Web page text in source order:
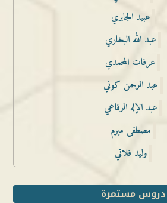
عبيد الجابري
عبد الله البخاري
عرفات المحمدي
عبد الرحمن كوني
عبد الإله الرفاعي
مصطفى مبرم
وليد فلاتي
دروس مستمرة